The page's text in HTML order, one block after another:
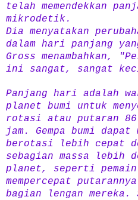
telah memendekkan
mikrodetik.
Dia menyatakan
dalam hari panjang
Gross menambahkan,
ini sangat, sangat
Panjang hari adalah
planet bumi untuk
rotasi atau putaran
jam. Gempa bumi dapat
berotasi lebih cepat
sebagian massa lebih
planet, seperti
mempercepat
bagian lengan mereka.